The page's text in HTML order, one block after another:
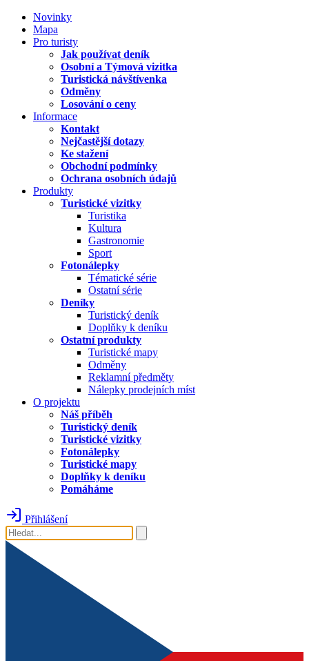
Novinky
Mapa
Pro turisty
Jak používat deník
Osobní a Týmová vizitka
Turistická návštívenka
Odměny
Losování o ceny
Informace
Kontakt
Nejčastější dotazy
Ke stažení
Obchodní podmínky
Ochrana osobních údajů
Produkty
Turistické vizitky
Turistika
Kultura
Gastronomie
Sport
Fotonálepky
Tématické série
Ostatní série
Deníky
Turistický deník
Doplňky k deníku
Ostatní produkty
Turistické mapy
Odměny
Reklamní předměty
Nálepky prodejních míst
O projektu
Náš příběh
Turistický deník
Turistické vizitky
Fotonálepky
Turistické mapy
Doplňky k deníku
Pomáháme
Přihlášení